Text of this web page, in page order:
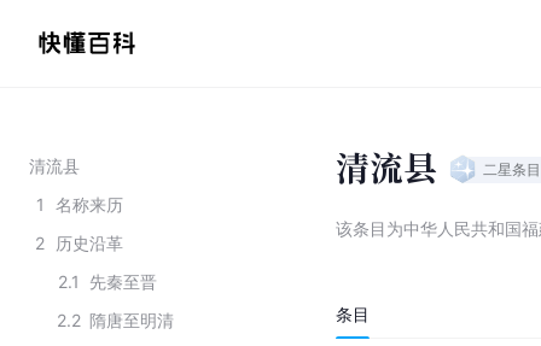
清流县
1
名称来历
2
历史沿革
2.1
先秦至晋
2.2 隋唐至明清
清流县 二星条目
该条目为中华人民共和国
条目